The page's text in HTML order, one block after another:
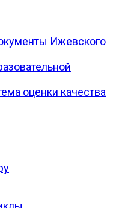
Ижевского
оценки качества